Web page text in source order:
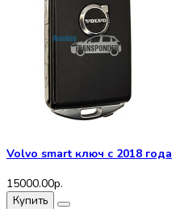
Volvo smart ключ с 2018 года
15000.00р.
Купить